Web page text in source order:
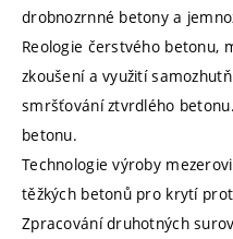
drobnozrnné betony a
Reologie čerstvého betonu,
zkoušení a využití
smršťování ztvrdlého
betonu.
Technologie výroby
těžkých betonů pro krytí
Zpracování druhotných